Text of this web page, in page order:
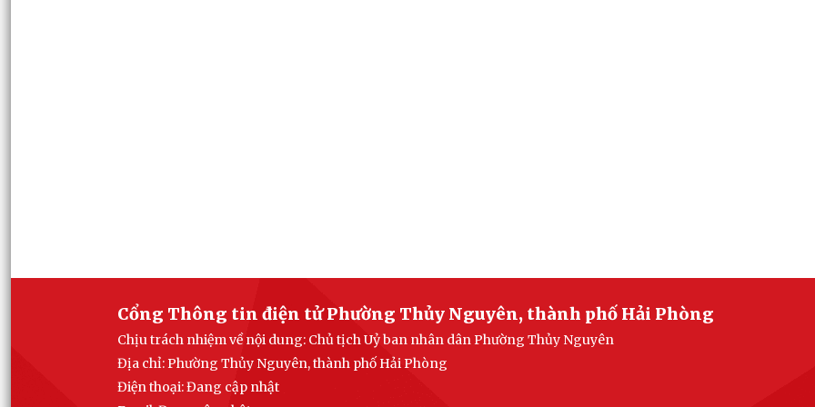
Cổng Thông tin điện tử Phường Thủy Nguyên, thành phố Hải Phòng
Chịu trách nhiệm về nội dung: Chủ tịch Uỷ ban nhân dân Phường Thủy Nguyên
Địa chỉ: Phường Thủy Nguyên, thành phố Hải Phòng
Điện thoại: Đang cập nhật